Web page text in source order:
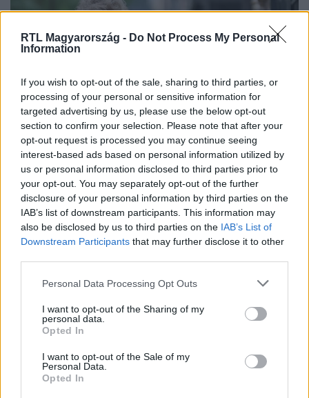
RTL Magyarország - Do Not Process My Personal
Information
If you wish to opt-out of the sale, sharing to third parties, or
processing of your personal or sensitive information for
targeted advertising by us, please use the below opt-out
section to confirm your selection. Please note that after your
opt-out request is processed you may continue seeing
interest-based ads based on personal information utilized by
us or personal information disclosed to third parties prior to
your opt-out. You may separately opt-out of the further
disclosure of your personal information by third parties on the
IAB’s list of downstream participants. This information may
also be disclosed by us to third parties on the IAB’s List of
Downstream Participants that may further disclose it to other
Please note that this website/app uses one or more Google
not limited to your visit or usage behaviour. You may click to
grant or deny consent to Google and its third-party tags to
use your data for below specified purposes in below Google
consent section.
Personal Data Processing Opt Outs
I want to opt-out of the Sharing of my
personal data.
Opted In
I want to opt-out of the Sale of my
Personal Data.
Opted In
Kultúra
2023. augusztus 16. 5:25
Többen kifogásolták, hogy Bradley Cooper műorral
játssza a zsidó származású Leonard Bernsteint
Van, aki szerint ezzel egy közismert sztereotípiára játszik
rá.